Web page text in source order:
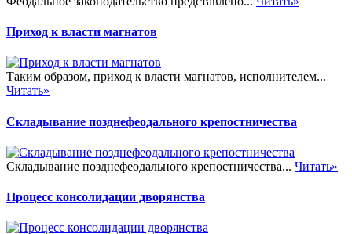
Приход к власти магнатов
Таким образом, приход к власти магнатов, исполнителем...
Читать»
Складывание позднефеодального крепостничества
Складывание позднефеодального крепостничества... Читать»
Процесс консолидации дворянства